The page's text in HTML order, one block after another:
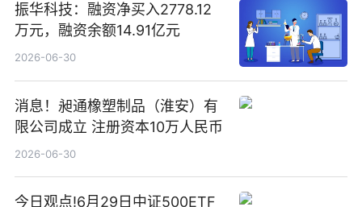
振华科技：融资净买入2778.12
万元，融资余额14.91亿元
2026-06-30
消息！昶通橡塑制品（淮安）有
限公司成立 注册资本10万人民币
2026-06-30
今日观点!6月29日中证500ETF